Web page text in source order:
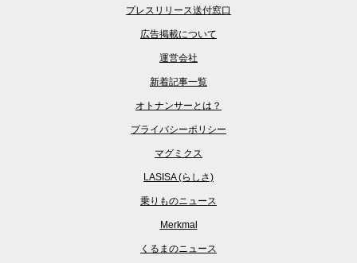
プレスリリース送付窓口
広告掲載について
運営会社
新着記事一覧
オトナンサーとは？
プライバシーポリシー
マグミクス
LASISA (らしさ)
乗りものニュース
Merkmal
くるまのニュース